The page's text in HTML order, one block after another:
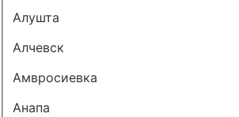
Алушта
Алчевск
Амвросиевка
Анапа